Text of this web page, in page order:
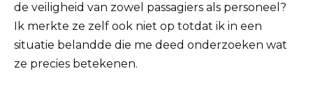
de veiligheid van zowel passagiers als personeel?
Ik merkte ze zelf ook niet op totdat ik in een
situatie belandde die me deed onderzoeken wat
ze precies betekenen.